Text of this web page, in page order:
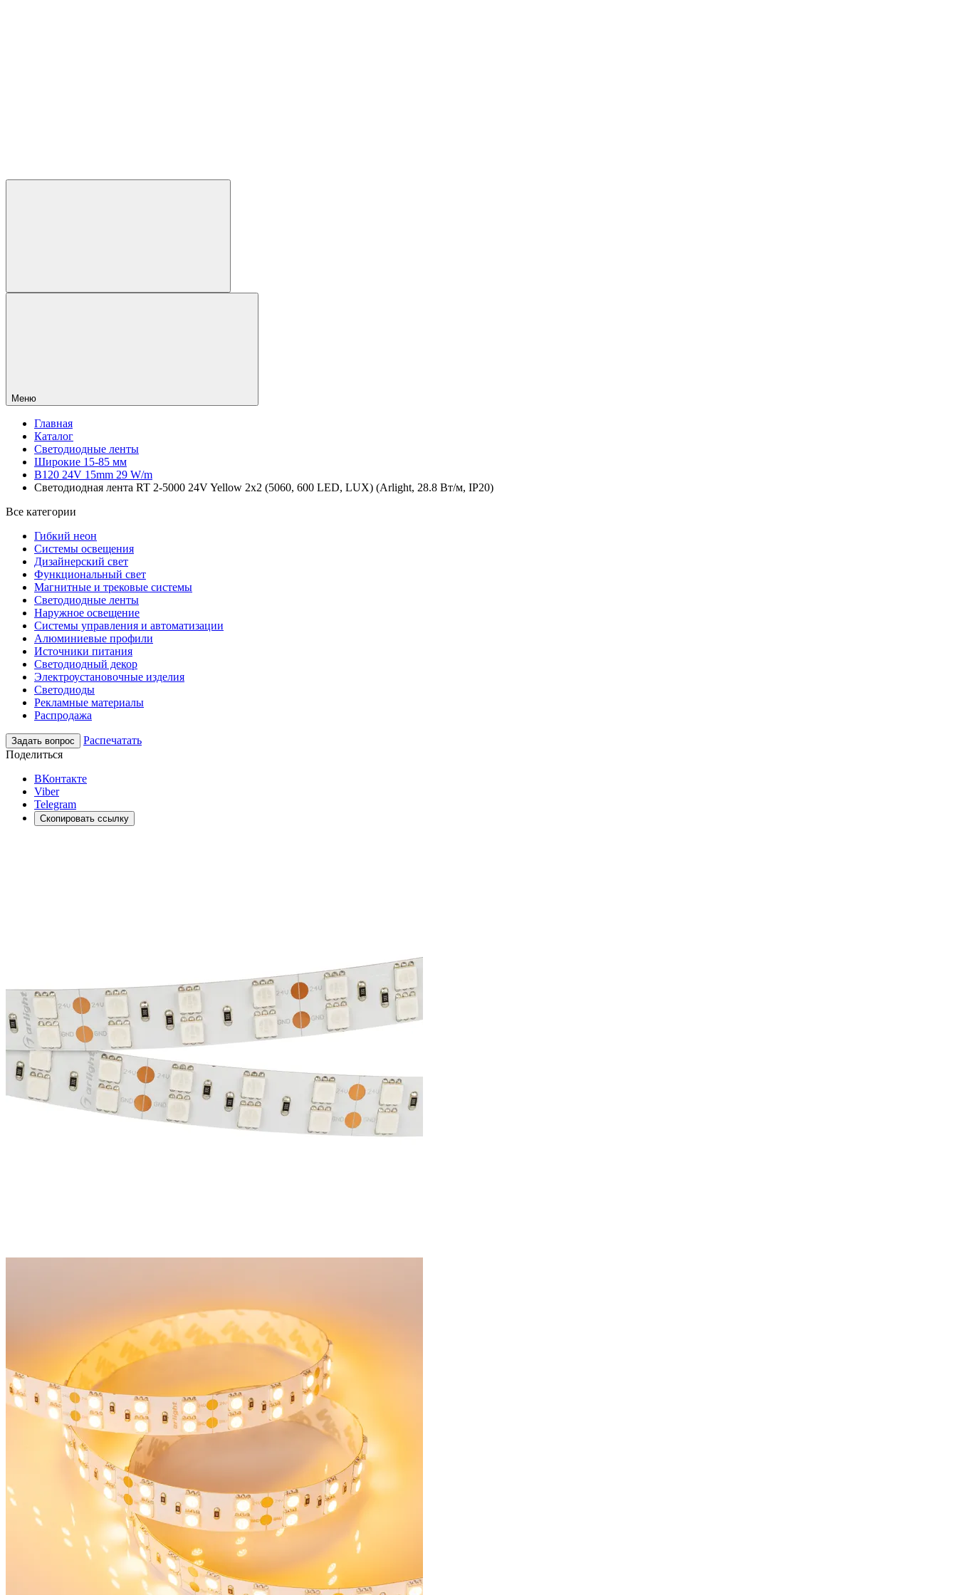
Меню
Главная
Каталог
Светодиодные ленты
Широкие 15-85 мм
B120 24V 15mm 29 W/m
Светодиодная лента RT 2-5000 24V Yellow 2x2 (5060, 600 LED, LUX) (Arlight, 28.8 Вт/м, IP20)
Все категории
Гибкий неон
Системы освещения
Дизайнерский свет
Функциональный свет
Магнитные и трековые системы
Светодиодные ленты
Наружное освещение
Системы управления и автоматизации
Алюминиевые профили
Источники питания
Светодиодный декор
Электроустановочные изделия
Светодиоды
Рекламные материалы
Распродажа
Задать вопрос
Распечатать
Поделиться
ВКонтакте
Viber
Telegram
Скопировать ссылку